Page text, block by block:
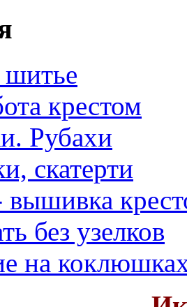
шитье
крестом
Рубахи
скатерти
без узелков
на